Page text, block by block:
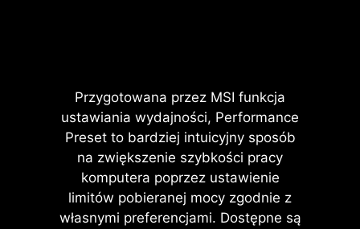
Przygotowana przez MSI funkcja
ustawiania wydajności, Performance
Preset to bardziej intuicyjny sposób
na zwiększenie szybkości pracy
komputera poprzez ustawienie
limitów pobieranej mocy zgodnie z
własnymi preferencjami. Dostępne są
pomaga zredukować generowany
przez system szum
elektromagnetyczny. Rozwiązanie
to jest również znacznie trwalsze
niż tradycyjne stosowane osłony
portów.